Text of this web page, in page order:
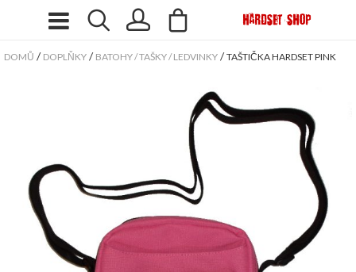
DOMŮ / DOPLŇKY / BATOHY / TAŠKY / LEDVINKY /TAŠTIČKA HARDSET PINK